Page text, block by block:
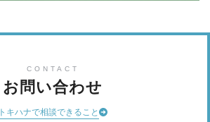
CONTACT
お問い合わせ
トキハナで相談できること